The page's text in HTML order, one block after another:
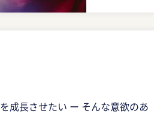
成長させたい ー そんな意欲のあ